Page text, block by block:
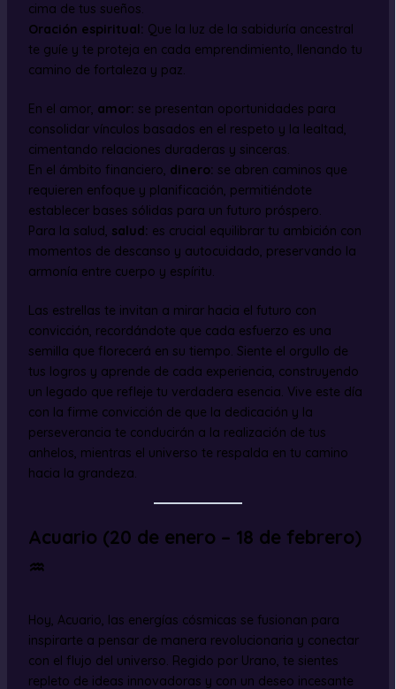
cima de tus sueños.
Oración espiritual: Que la luz de la sabiduría ancestral
te guíe y te proteja en cada emprendimiento, llenando tu
camino de fortaleza y paz.
En el amor, amor: se presentan oportunidades para
consolidar vínculos basados en el respeto y la lealtad,
cimentando relaciones duraderas y sinceras.
En el ámbito financiero, dinero: se abren caminos que
requieren enfoque y planificación, permitiéndote
establecer bases sólidas para un futuro próspero.
Para la salud, salud: es crucial equilibrar tu ambición con
momentos de descanso y autocuidado, preservando la
armonía entre cuerpo y espíritu.
Las estrellas te invitan a mirar hacia el futuro con
convicción, recordándote que cada esfuerzo es una
semilla que florecerá en su tiempo. Siente el orgullo de
tus logros y aprende de cada experiencia, construyendo
un legado que refleje tu verdadera esencia. Vive este día
con la firme convicción de que la dedicación y la
perseverancia te conducirán a la realización de tus
anhelos, mientras el universo te respalda en tu camino
hacia la grandeza.
Acuario (20 de enero – 18 de febrero)
♒
Hoy, Acuario, las energías cósmicas se fusionan para
inspirarte a pensar de manera revolucionaria y conectar
con el flujo del universo. Regido por Urano, te sientes
repleto de ideas innovadoras y con un deseo incesante